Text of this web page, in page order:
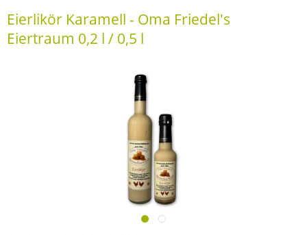
Eierlikör Karamell - Oma Friedel's
Eiertraum 0,2 l / 0,5 l